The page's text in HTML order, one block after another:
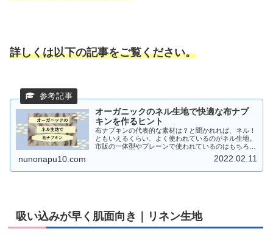
詳しくは以下の記事をご覧ください。
オーガニックのネル生地で快適な布ナプ
キンを作るヒント
布ナプキンの代表的な素材は？と聞かれれば、ネル！
ともいえるくらい、よく使われているのがネル生地。
市販の一体型やプレーンで使われているのはもちろん
のこと、布ナプキンのお店では、手作り用にオーガニ
ックのネル生地が販売されていることも多いですよ
ね...
nunonapu10.com 2022.02.11
吸い込みが早く肌面向き｜リネン生地